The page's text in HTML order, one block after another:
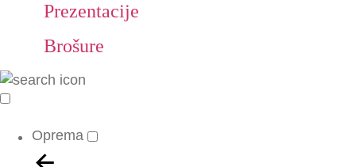
Prezentacije
Brošure
Oprema